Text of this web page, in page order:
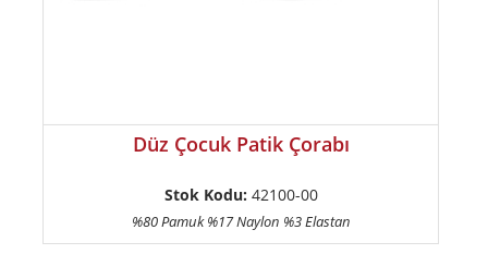
Düz Çocuk Patik Çorabı
Stok Kodu: 42100-00
%80 Pamuk %17 Naylon %3 Elastan